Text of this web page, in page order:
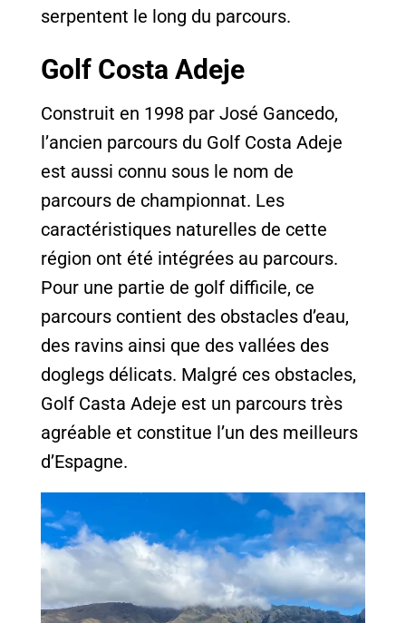
serpentent le long du parcours.
Golf Costa Adeje
Construit en 1998 par José Gancedo,
l’ancien parcours du Golf Costa Adeje
est aussi connu sous le nom de
parcours de championnat. Les
caractéristiques naturelles de cette
région ont été intégrées au parcours.
Pour une partie de golf difficile, ce
parcours contient des obstacles d’eau,
des ravins ainsi que des vallées des
doglegs délicats. Malgré ces obstacles,
Golf Casta Adeje est un parcours très
agréable et constitue l’un des meilleurs
d’Espagne.